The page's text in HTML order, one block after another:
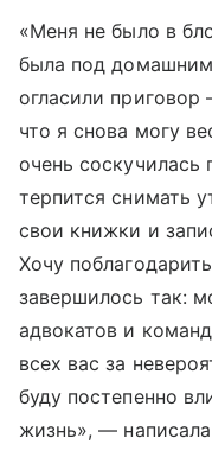
«Меня не было в
была под
огласили приговор
что я снова могу
очень соскучилась
терпится снимать
свои книжки и
Хочу
завершилось так:
адвокатов и
всех вас за
буду постепенно
жизнь», —